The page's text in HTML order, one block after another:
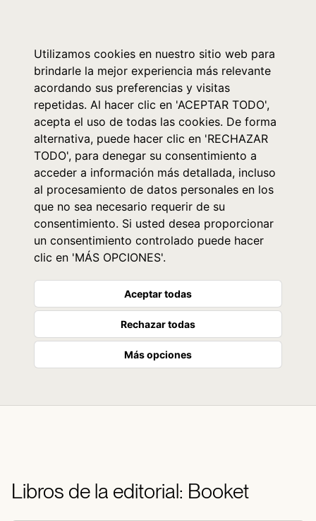
Utilizamos cookies en nuestro sitio web para
brindarle la mejor experiencia más relevante
acordando sus preferencias y visitas
repetidas. Al hacer clic en 'ACEPTAR TODO',
acepta el uso de todas las cookies. De forma
alternativa, puede hacer clic en 'RECHAZAR
TODO', para denegar su consentimiento a
acceder a información más detallada, incluso
al procesamiento de datos personales en los
que no sea necesario requerir de su
consentimiento. Si usted desea proporcionar
un consentimiento controlado puede hacer
clic en 'MÁS OPCIONES'.
Aceptar todas
Rechazar todas
Más opciones
Libros de la editorial: Booket